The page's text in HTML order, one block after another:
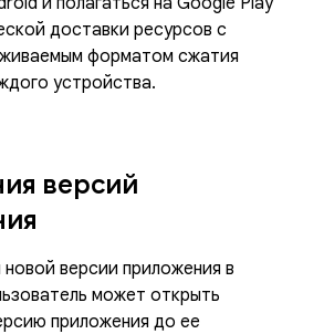
доставки ресурсов с
форматом сжатия
устройства.
версий
новой версии приложения в
может открыть
приложения до ее